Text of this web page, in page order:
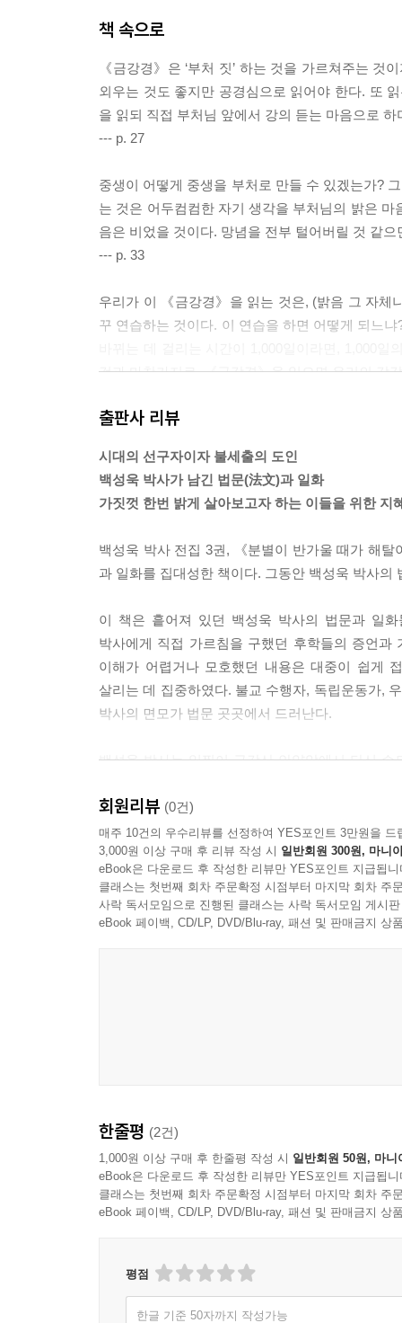
책 속으로
《금강경》은 ‘부처 짓’ 하는 것을 가르쳐주는
외우는 것도 좋지만 공경심으로 읽어야 한다. 또
을 읽되 직접 부처님 앞에서 강의 듣는 마음으로
--- p. 27
중생이 어떻게 중생을 부처로 만들 수 있겠는가?
는 것은 어두컴컴한 자기 생각을 부처님의 밝은
음은 비었을 것이다. 망념을 전부 털어버릴 것 같
--- p. 33
우리가 이 《금강경》을 읽는 것은, (밝음 그 자체
꾸 연습하는 것이다. 이 연습을 하면 어떻게 되느
것과 마찬가지로, 《금강경》을 읽으면 우리의 감
게 ‘대방광불화엄경’ 대신 ‘미륵존여래불’을 염송(
--- p. 73
급한 경우는 아무래도 죽음을 맞을 때다. 평소에
님께 바칠 수 있어야 하는 것이다.
무슨 생각이든 부처님께 바치되, 알아지는 것이
위해 할 것이지, 자신의 목표로 삼지는 말아라. 《
크게 다르다. 올라오는 마음을 바치면 그 뒤가 검
지는 덜 바쳐진 경우인데, 어쨌든 모두 바칠 뿐이
배고픈 마음을 아는 것이 견성이고, 남이 미울 때
다. 세간의 일을 따라다니며 살지 말고, 줏대를 세
--- p. 279
무엇을 보든지, 무엇을 하든지 다 네가 부처님의
으로 보게 된다. 자기 마음이 부처님과 같아야 부
삼시 세 때 밥 먹고 싸고 자는 게 우리와 별반 다르
그런 도인은 세상에 살며 세상에 있지 않다. 우리
--- p. 413
싶으면 갚을 것이 있어서 그러니 얼른 주어야 한
출판사 리뷰
시대의 선구자이자 불세출의 도인
백성욱 박사가 남긴 법문(法文)과 일화
가짓껏 한번 밝게 살아보고자 하는 이들을 위한 지
백성욱 박사 전집 3권, 《분별이 반가울 때가 해
과 일화를 집대성한 책이다. 그동안 백성욱 박사
이 책은 흩어져 있던 백성욱 박사의 법문과 일
박사에게 직접 가르침을 구했던 후학들의 증언
이해가 어렵거나 모호했던 내용은 대중이 쉽게
살리는 데 집중하였다. 불교 수행자, 독립운동가,
박사의 면모가 법문 곳곳에서 드러난다.
백성욱 박사는 일찍이 금강산 안양암에서 단신 수
해방 후 이승만 박사를 도와 건국 운동에 참여한
소사리(현 부천시 소사동)에 ‘백성목장’을 세우
《금강경》 독송과 ‘미륵존여래불’ 정근으로 일
《금강경》 독송과 미륵존여래불,
또한 마음속에 갖가지 업장분별(業障分別)들이
부처님께 바치고 나면, 그 자리에 밝은 빛이 채워지
“‘미륵존여래불’을 마음으로 읽고 귀로 들으면
《금강경》을 읽고 ‘미륵존여래불’ 하여 자꾸
걱정이 사라지고 ‘장차 어떻게 사느냐’ 하는 문제
회원리뷰 (0건)
매주 10건의 우수리뷰를 선정하여 YES포인트 3만원을 드
3,000원 이상 구매 후 리뷰 작성 시 일반회원 300원, 마니
eBook은 다운로드 후 작성한 리뷰만 YES포인트 지급됩니
클래스는 첫번째 회차 주문확정 시점부터 마지막 회차 주
사락 독서모임으로 진행된 클래스는 사락 독서모임 게시
eBook 페이백, CD/LP, DVD/Blu-ray, 패션 및 판매금지 상
한줄평 (2건)
1,000원 이상 구매 후 한줄평 작성 시 일반회원 50원, 마니
eBook은 다운로드 후 작성한 리뷰만 YES포인트 지급됩니
클래스는 첫번째 회차 주문확정 시점부터 마지막 회차 주
eBook 페이백, CD/LP, DVD/Blu-ray, 패션 및 판매금지 상
평점
한글 기준 50자까지 작성가능